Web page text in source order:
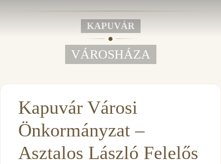
KAPUVÁR
VÁROSHÁZA
Kapuvár Városi
Önkormányzat –
Asztalos László Felelős